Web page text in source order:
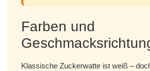
Farben und
Klassische Zuckerwatte ist weiß –